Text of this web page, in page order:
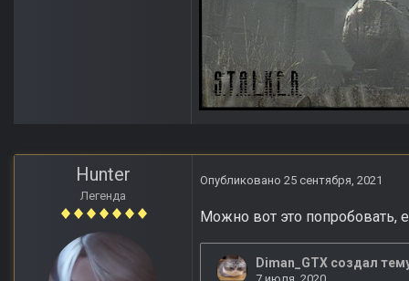
Hunter
Легенда
Опубликовано 25 сентября, 2021
Можно вот это попробовать,